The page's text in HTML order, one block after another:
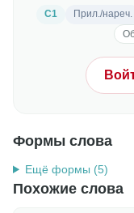
C1 Прил./нареч.
Формы слова
Ещё формы (5)
Похожие слова